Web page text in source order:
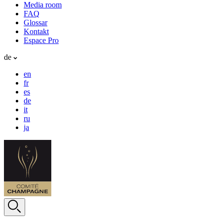
Media room
FAQ
Glossar
Kontakt
Espace Pro
de
en
fr
es
de
it
ru
ja